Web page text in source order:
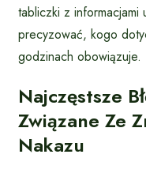
tabliczki z informacjami
precyzować, kogo
godzinach obowiązuje.
Najczęstsze
Związane Ze
Nakazu